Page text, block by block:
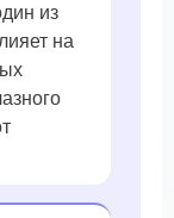
из
на